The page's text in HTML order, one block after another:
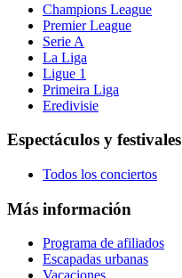
Champions League
Premier League
Serie A
La Liga
Ligue 1
Primeira Liga
Eredivisie
Espectáculos y festivales
Todos los conciertos
Más información
Programa de afiliados
Escapadas urbanas